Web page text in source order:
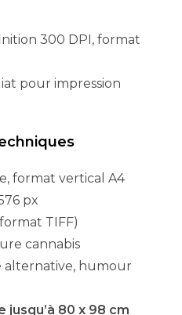
300 DPI, format
pour impression
format vertical A4
px
TIFF)
cannabis
alternative, humour
80 x 98 cm